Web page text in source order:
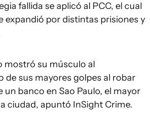
fallida se aplicó al PCC, el cual
expandió por distintas prisiones y
mostró su músculo al
de sus mayores golpes al robar
un banco en Sao Paulo, el mayor
ciudad, apuntó InSight Crime.